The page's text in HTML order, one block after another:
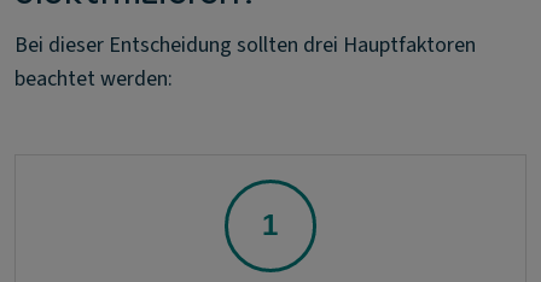
Bei dieser Entscheidung sollten drei Hauptfaktoren
beachtet werden: